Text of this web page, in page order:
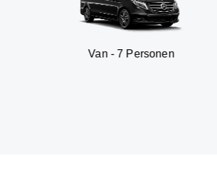
Van - 7 Personen